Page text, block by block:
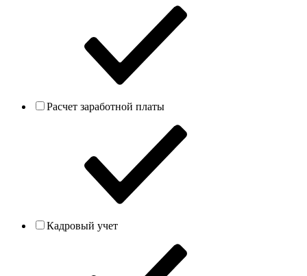
Расчет заработной платы
Кадровый учет